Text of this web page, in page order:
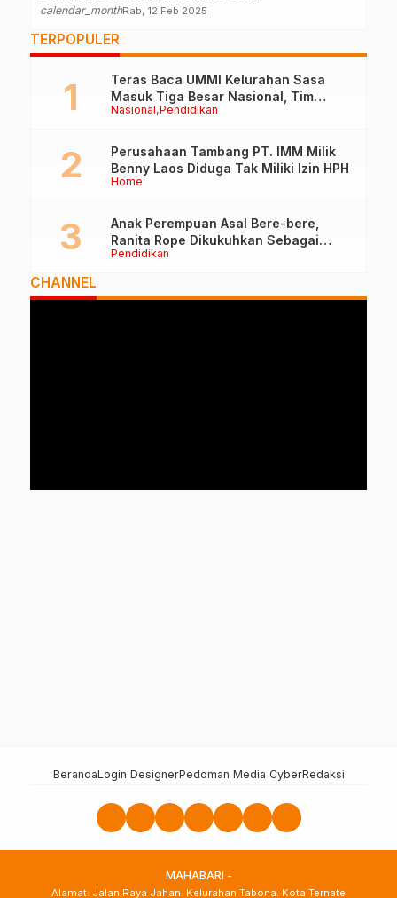
calendar_monthRab, 12 Feb 2025
TERPOPULER
Nasional Pendidikan
Teras Baca UMMI Kelurahan Sasa
Masuk Tiga Besar Nasional, Tim
Penilai Lakukan Visitasi di Ternate
Home
Perusahaan Tambang PT. IMM Milik
Benny Laos Diduga Tak Miliki Izin HPH
Pendidikan
Anak Perempuan Asal Bere-bere,
Ranita Rope Dikukuhkan Sebagai
Guru Besar dan Rektor Ummu
CHANNEL
BerandaLogin DesignerPedoman Media CyberRedaksi
MAHABARI -
Alamat: Jalan Raya Jahan. Kelurahan Tabona. Kota Ternate